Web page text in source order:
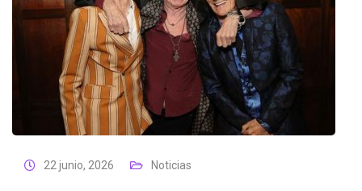
22 junio, 2026 Noticias